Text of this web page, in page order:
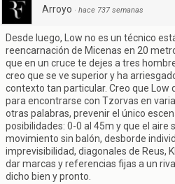
Arroyo · hace 737 semanas
Desde luego, Low no es un técnico
reencarnación de Micenas en 20
que en un cruce te dejes a tres
creo que se ve superior y ha
contexto tan particular. Creo que Low
para encontrarse con Tzorvas en
otras palabras, prevenir el único
posibilidades: 0-0 al 45m y que el aire
movimiento sin balón, desborde
imprevisibilidad, diagonales de Reus,
dar marcas y referencias fijas a un
dicho bien y pronto.